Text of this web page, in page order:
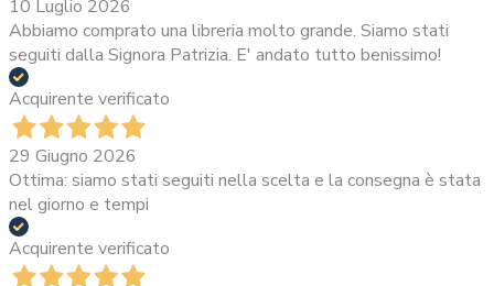
10 Luglio 2026
Abbiamo comprato una libreria molto grande. Siamo stati
seguiti dalla Signora Patrizia. E' andato tutto benissimo!
Acquirente verificato
29 Giugno 2026
Ottima: siamo stati seguiti nella scelta e la consegna è stata
nel giorno e tempi
Acquirente verificato